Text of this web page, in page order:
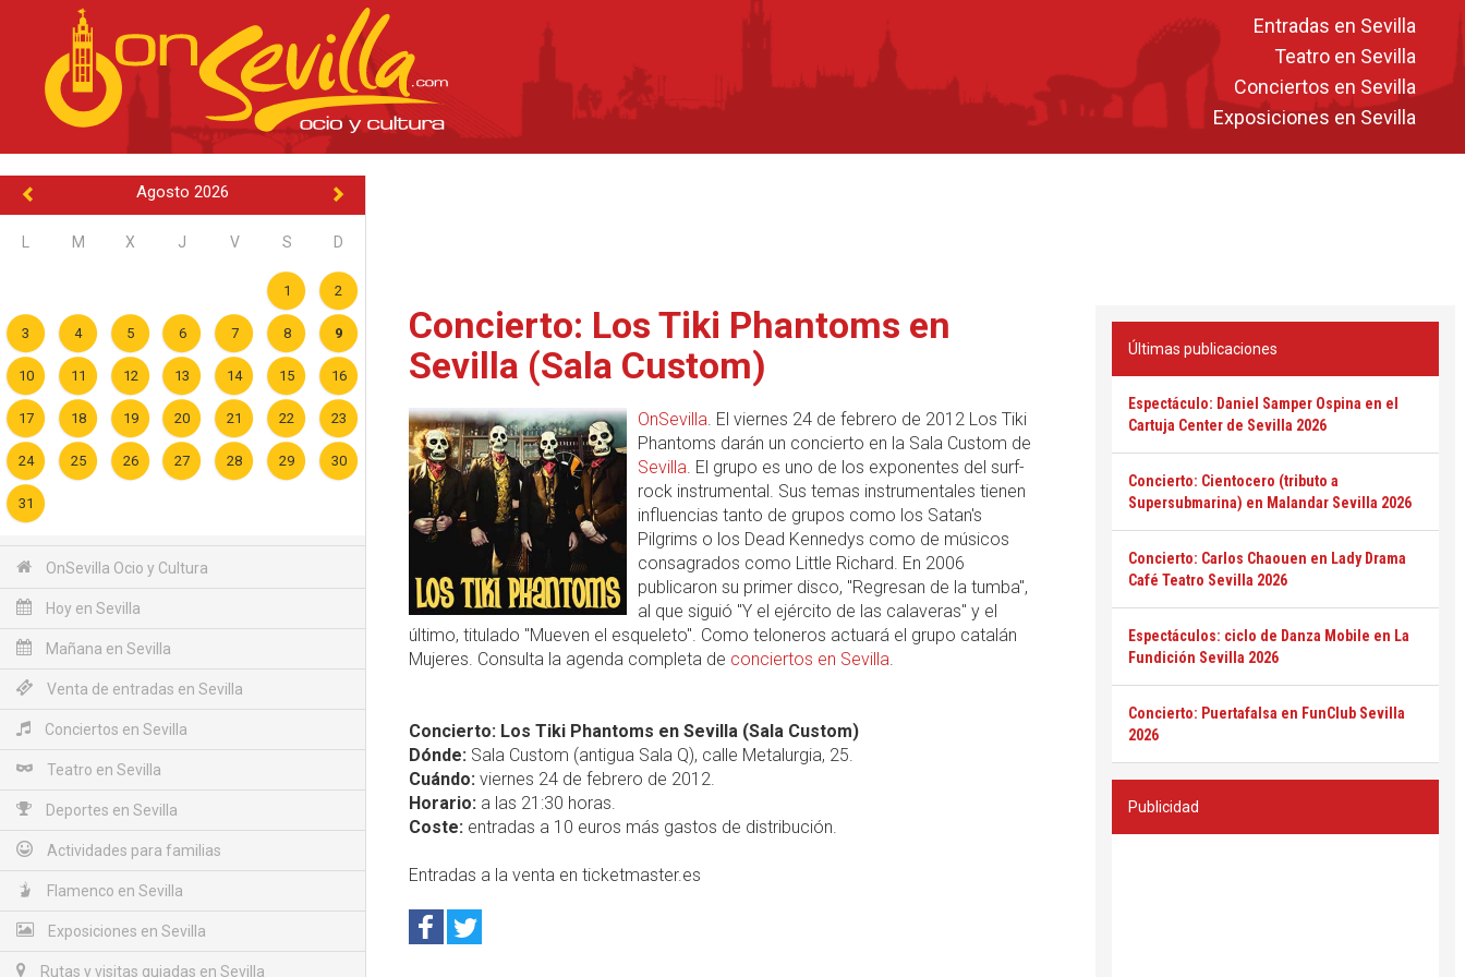
Entradas en Sevilla
Teatro en Sevilla
Conciertos en Sevilla
Exposiciones en Sevilla
Agosto 2026
M X J V S D
1 2
3 4 5 6 7 8 9
10 11 12 13 14 15 16
17 18 19 20 21 22 23
24 25 26 27 28 29 30
31
OnSevilla Ocio y Cultura
Hoy en Sevilla
Mañana en Sevilla
Venta de entradas en Sevilla
Conciertos en Sevilla
Teatro en Sevilla
Deportes en Sevilla
Actividades para familias
Flamenco en Sevilla
Exposiciones en Sevilla
Rutas y visitas guiadas en Sevilla
Concierto: Los Tiki Phantoms en
Sevilla (Sala Custom)
OnSevilla. El viernes 24 de febrero de 2012 Los Tiki
Phantoms darán un concierto en la Sala Custom de
Sevilla. El grupo es uno de los exponentes del surf-
rock instrumental. Sus temas instrumentales tienen
influencias tanto de grupos como los Satan's
Pilgrims o los Dead Kennedys como de músicos
consagrados como Little Richard. En 2006
publicaron su primer disco, "Regresan de la tumba",
al que siguió "Y el ejército de las calaveras" y el
último, titulado "Mueven el esqueleto". Como teloneros actuará el grupo catalán
Mujeres. Consulta la agenda completa de conciertos en Sevilla.
Concierto: Los Tiki Phantoms en Sevilla (Sala Custom)
Dónde: Sala Custom (antigua Sala Q), calle Metalurgia, 25.
Cuándo: viernes 24 de febrero de 2012.
Horario: a las 21:30 horas.
Coste: entradas a 10 euros más gastos de distribución.
Entradas a la venta en ticketmaster.es
Últimas publicaciones
Espectáculo: Daniel Samper Ospina en el
Cartuja Center de Sevilla 2026
Concierto: Cientocero (tributo a
Supersubmarina) en Malandar Sevilla 2026
Concierto: Carlos Chaouen en Lady Drama
Café Teatro Sevilla 2026
Espectáculos: ciclo de Danza Mobile en La
Fundición Sevilla 2026
Concierto: Puertafalsa en FunClub Sevilla
2026
Publicidad